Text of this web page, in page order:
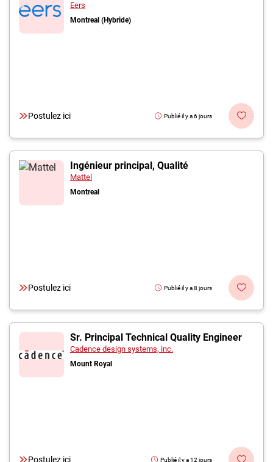
Eers
Montreal (Hybride)
Postulez ici Publié il y a 6 jours
Ingénieur principal, Qualité
Mattel
Montreal
Postulez ici Publié il y a 8 jours
Sr. Principal Technical Quality Engineer
Cadence design systems, inc.
Mount Royal
Postulez ici Publié il y a 12 jours